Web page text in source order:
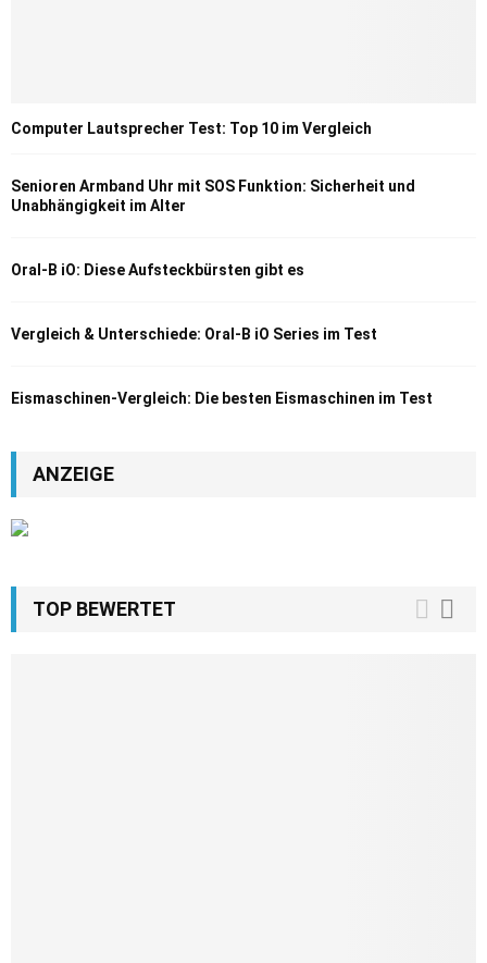
Computer Lautsprecher Test: Top 10 im Vergleich
Senioren Armband Uhr mit SOS Funktion: Sicherheit und
Unabhängigkeit im Alter
Oral-B iO: Diese Aufsteckbürsten gibt es
Vergleich & Unterschiede: Oral-B iO Series im Test
Eismaschinen-Vergleich: Die besten Eismaschinen im Test
ANZEIGE
TOP BEWERTET